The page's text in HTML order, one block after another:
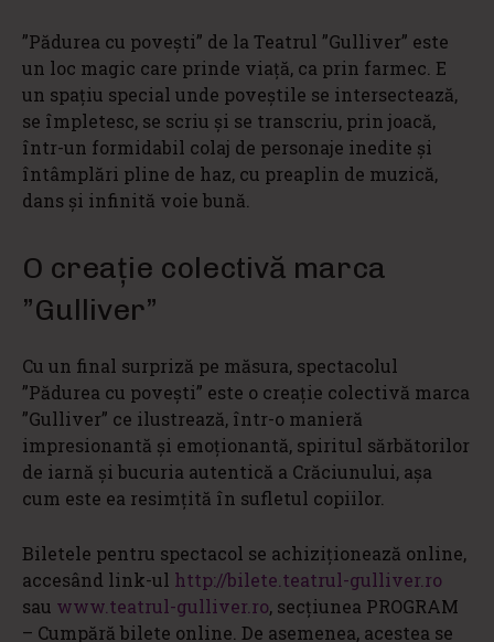
”Pădurea cu povești” de la Teatrul ”Gulliver” este
un loc magic care prinde viață, ca prin farmec. E
un spațiu special unde poveștile se intersectează,
se împletesc, se scriu și se transcriu, prin joacă,
într-un formidabil colaj de personaje inedite și
întâmplări pline de haz, cu preaplin de muzică,
dans și infinită voie bună.
O creație colectivă marca
”Gulliver”
Cu un final surpriză pe măsura, spectacolul
”Pădurea cu povești” este o creație colectivă marca
”Gulliver” ce ilustrează, într-o manieră
impresionantă și emoționantă, spiritul sărbătorilor
de iarnă și bucuria autentică a Crăciunului, așa
cum este ea resimțită în sufletul copiilor.
Biletele pentru spectacol se achiziționează online,
accesând link-ul http://bilete.teatrul-gulliver.ro
sau www.teatrul-gulliver.ro, secţiunea PROGRAM
– Cumpără bilete online. De asemenea, acestea se